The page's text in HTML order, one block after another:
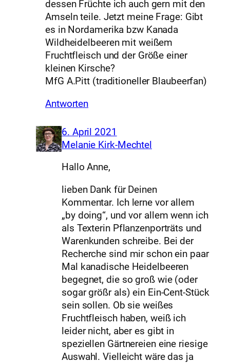
dessen Früchte ich auch gern mit den
Amseln teile. Jetzt meine Frage: Gibt
es in Nordamerika bzw Kanada
Wildheidelbeeren mit weißem
Fruchtfleisch und der Größe einer
kleinen Kirsche?
MfG A.Pitt (traditioneller Blaubeerfan)
Antworten
6. April 2021
Melanie Kirk-Mechtel
Hallo Anne,
lieben Dank für Deinen
Kommentar. Ich lerne vor allem
„by doing“, und vor allem wenn ich
als Texterin Pflanzenporträts und
Warenkunden schreibe. Bei der
Recherche sind mir schon ein paar
Mal kanadische Heidelbeeren
begegnet, die so groß wie (oder
sogar größr als) ein Ein-Cent-Stück
sein sollen. Ob sie weißes
Fruchtfleisch haben, weiß ich
leider nicht, aber es gibt in
speziellen Gärtnereien eine riesige
Auswahl. Vielleicht wäre das ja